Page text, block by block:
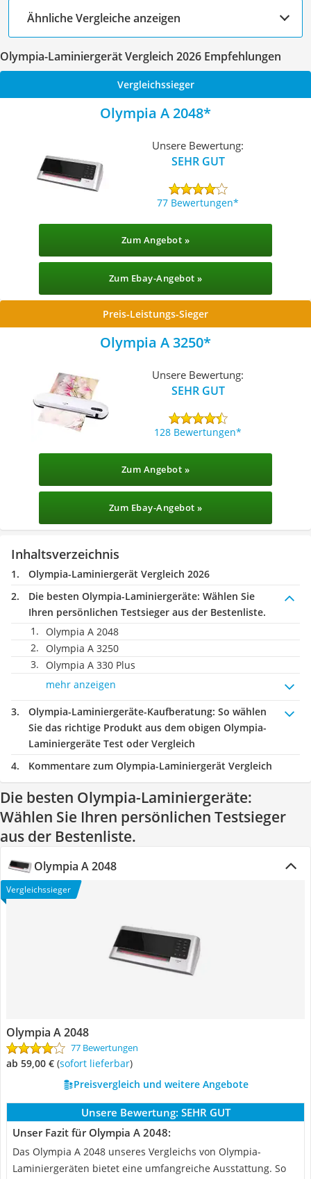
Ähnliche Vergleiche anzeigen
Olympia-Laminiergerät Vergleich 2026 Empfehlungen
Vergleichssieger
Olympia A 2048
Unsere Bewertung:
SEHR GUT
77 Bewertungen
Zum Angebot »
Zum Ebay-Angebot »
Preis-Leistungs-Sieger
Olympia A 3250
Unsere Bewertung:
SEHR GUT
128 Bewertungen
Zum Angebot »
Zum Ebay-Angebot »
Inhaltsverzeichnis
Olympia-Laminiergerät Vergleich 2026
Die besten Olympia-Laminiergeräte: Wählen Sie
Ihren persönlichen Testsieger aus der Bestenliste.
Olympia A 2048
Olympia A 3250
Olympia A 330 Plus
mehr anzeigen
Olympia-Laminiergeräte-Kaufberatung: So wählen
Sie das richtige Produkt aus dem obigen Olympia-
Laminiergeräte Test oder Vergleich
Kommentare zum Olympia-Laminiergerät Vergleich
Die besten Olympia-Laminiergeräte:
Wählen Sie Ihren persönlichen Testsieger
aus der Bestenliste.
Olympia A 2048
Vergleichssieger
Olympia A 2048
77 Bewertungen
ab 59,00 € ( Sofort lieferbar)
Preisvergleich und weitere Angebote
Unsere Bewertung: SEHR GUT
Unser Fazit für Olympia A 2048:
Das Olympia A 2048 unseres Vergleichs von Olympia-
Laminiergeräten bietet eine umfangreiche Ausstattung. So